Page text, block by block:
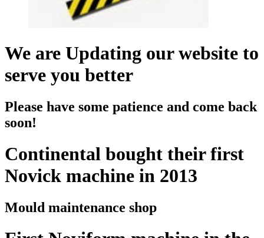
We are Updating our website to
serve you better
Please have some patience and come back
soon!
Continental bought their first
Novick machine in 2013
Mould maintenance shop